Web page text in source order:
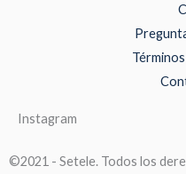
Instagram
©2021 - Setele. Todos los